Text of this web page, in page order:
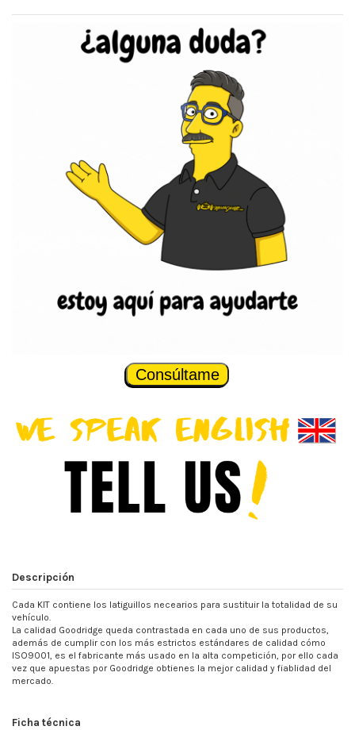
Consúltame
Descripción
Cada KIT contiene los latiguillos necearios para sustituir la totalidad de su
vehículo.
La calidad Goodridge queda contrastada en cada uno de sus productos,
además de cumplir con los más estrictos estándares de calidad cómo
ISO9001, es el fabricante más usado en la alta competición, por ello cada
vez que apuestas por Goodridge obtienes la mejor calidad y fiablidad del
mercado.
Ficha técnica